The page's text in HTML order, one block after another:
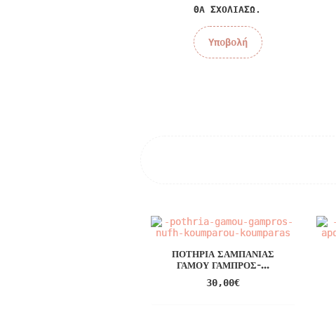
ΘΑ ΣΧΟΛΙΆΣΩ.
ΠΟΤΉΡΙΑ ΣΑΜΠΆΝΙΑΣ
ΓΆΜΟΥ ΓΑΜΠΡΌΣ-...
30,00€